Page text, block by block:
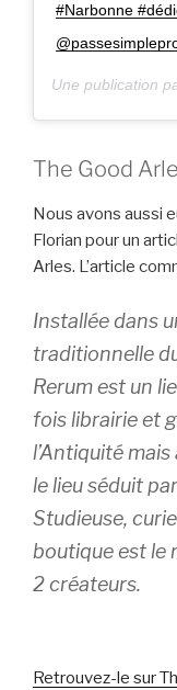
#Narbonne
Une publication
The Good
Nous avons aussi
Florian pour un
Arles. L’article
Installée dans
traditionnelle
Rerum est un
fois librairie et
l’Antiquité
le lieu séduit
Studieuse,
boutique est le
2 créateurs.
Retrouvez-le sur